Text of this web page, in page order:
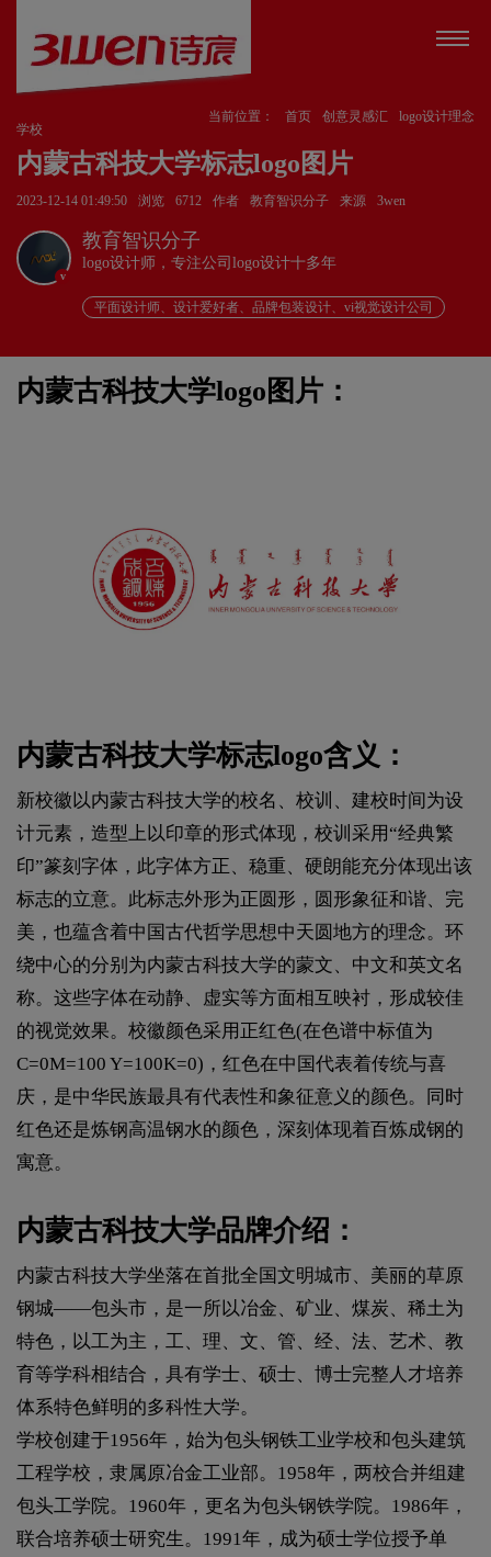
当前位置： 首页 创意灵感汇
logo设计理念
学校
内蒙古科技大学标志logo图片
2023-12-14 01:49:50 浏览 6712 作者 教育智识分子 来源 3wen
v
教育智识分子
logo设计师，专注公司logo设计十多年
平面设计师、设计爱好者、品牌包装设计、vi视觉设计公司
内蒙古科技大学logo图片：
内蒙古科技大学标志logo含义：
新校徽以内蒙古科技大学的校名、校训、建校时间为设
计元素，造型上以印章的形式体现，校训采用“经典繁
印”篆刻字体，此字体方正、稳重、硬朗能充分体现出该
标志的立意。此标志外形为正圆形，圆形象征和谐、完
美，也蕴含着中国古代哲学思想中天圆地方的理念。环
绕中心的分别为内蒙古科技大学的蒙文、中文和英文名
称。这些字体在动静、虚实等方面相互映衬，形成较佳
的视觉效果。校徽颜色采用正红色(在色谱中标值为
C=0M=100 Y=100K=0)，红色在中国代表着传统与喜
庆，是中华民族最具有代表性和象征意义的颜色。同时
红色还是炼钢高温钢水的颜色，深刻体现着百炼成钢的
寓意。
内蒙古科技大学品牌介绍：
内蒙古科技大学坐落在首批全国文明城市、美丽的草原
钢城——包头市，是一所以冶金、矿业、煤炭、稀土为
特色，以工为主，工、理、文、管、经、法、艺术、教
育等学科相结合，具有学士、硕士、博士完整人才培养
体系特色鲜明的多科性大学。
学校创建于1956年，始为包头钢铁工业学校和包头建筑
工程学校，隶属原冶金工业部。1958年，两校合并组建
包头工学院。1960年，更名为包头钢铁学院。1986年，
联合培养硕士研究生。1991年，成为硕士学位授予单